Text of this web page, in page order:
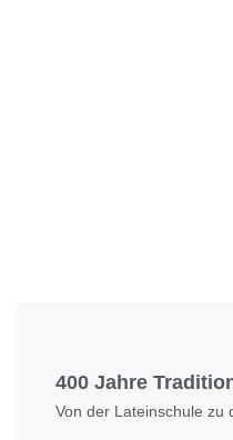
400 Jahre
Von der Lateinschule zu